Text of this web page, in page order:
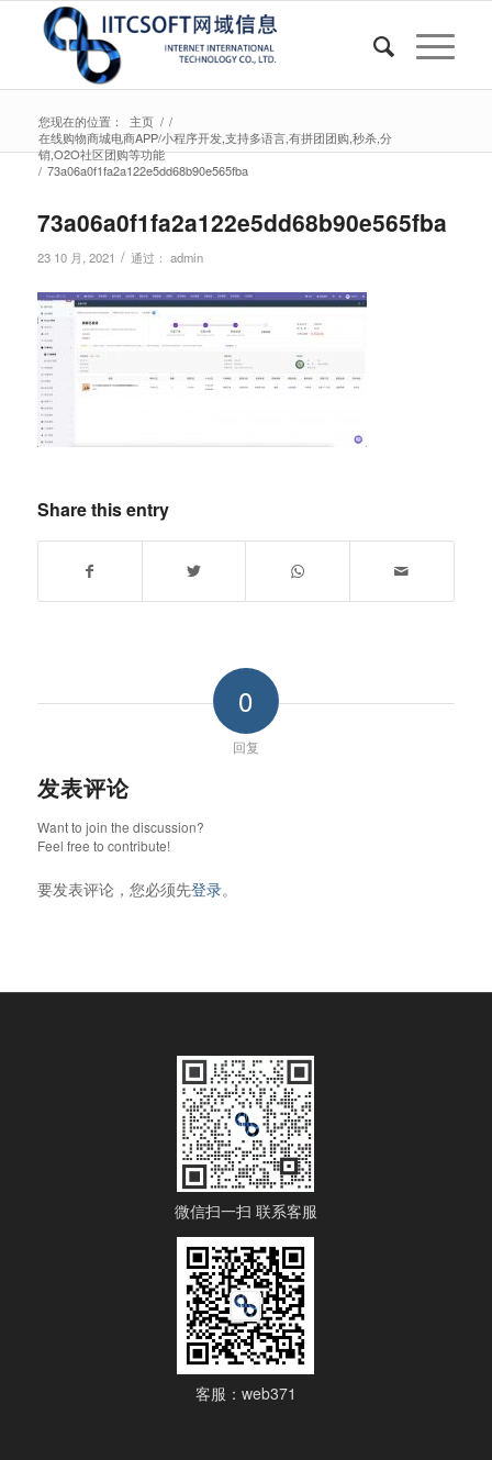
您现在的位置： 主页 / /
在线购物商城电商APP/小程序开发,支持多语言,有拼团团购,秒杀,分
销,O2O社区团购等功能
/ 73a06a0f1fa2a122e5dd68b90e565fba
73a06a0f1fa2a122e5dd68b90e565fba
23 10 月, 2021 / 通过： admin
Share this entry
0
回复
发表评论
Want to join the discussion?
Feel free to contribute!
要发表评论，您必须先登录。
微信扫一扫 联系客服
客服：web371